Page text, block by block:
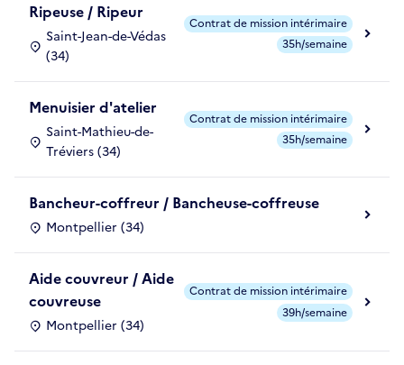
Ripeuse / Ripeur
Saint-Jean-de-Védas
(34)
Contrat de mission intérimaire
35h/semaine
Menuisier d'atelier
Saint-Mathieu-de-
Tréviers (34)
Contrat de mission intérimaire
35h/semaine
Bancheur-coffreur / Bancheuse-coffreuse
Montpellier (34)
Aide couvreur / Aide
couvreuse
Montpellier (34)
Contrat de mission intérimaire
39h/semaine